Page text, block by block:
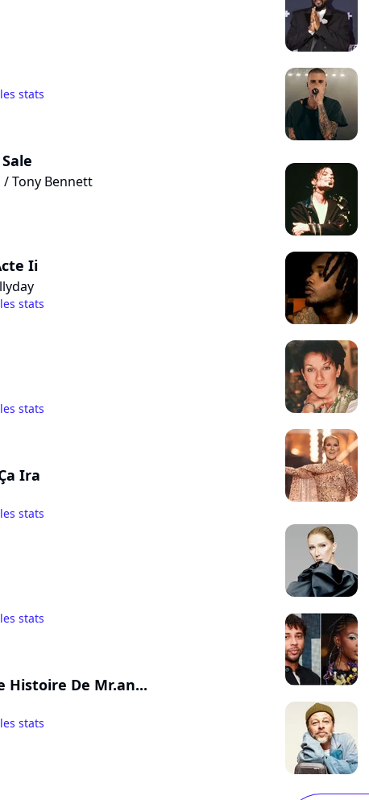
stats
/ Tony Bennett
Ii
stats
stats
Ira
stats
stats
Histoire De Mr.an...
stats